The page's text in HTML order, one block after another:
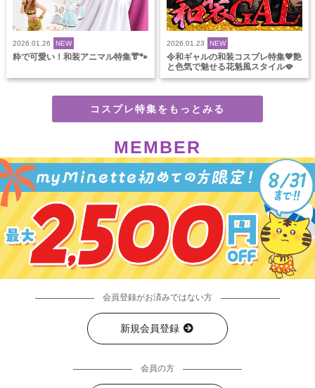
2026.01.26 NEW
粋で可愛い！和装アニマル特集👘🐾
2026.01.23 NEW
令和ギャルの和装コスプレ特集💖艶
と色気で魅せる花魁風スタイル🪭
コスプレ特集をもっとみる
MEMBER
会員登録がお済みではない方
新規会員登録
会員の方